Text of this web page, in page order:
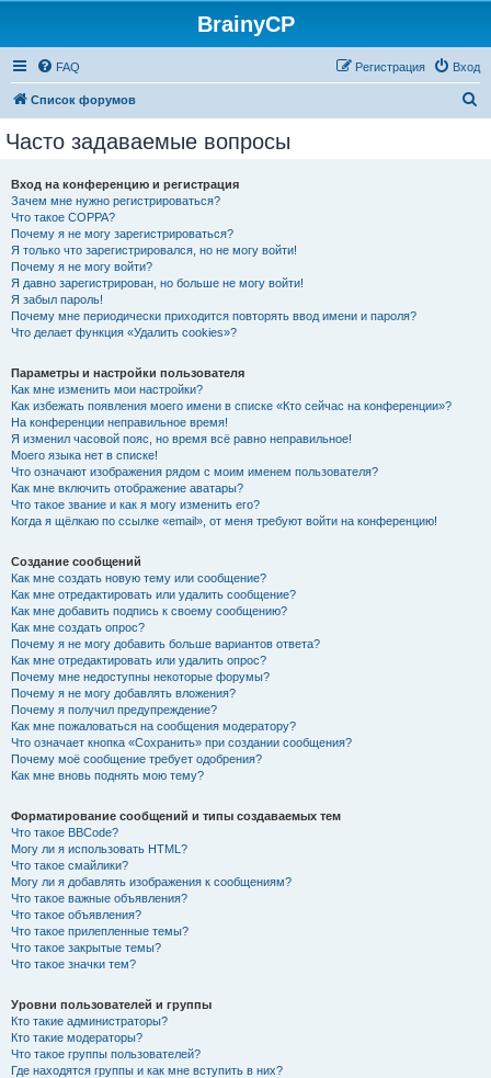
BrainyCP
FAQ Вход
Регистрация
Список форумов
Часто задаваемые вопросы
Вход на конференцию и регистрация
Зачем мне нужно регистрироваться?
Что такое COPPA?
Почему я не могу зарегистрироваться?
Я только что зарегистрировался, но не могу войти!
Почему я не могу войти?
Я давно зарегистрирован, но больше не могу войти!
Я забыл пароль!
Почему мне периодически приходится повторять ввод имени и пароля?
Что делает функция «Удалить cookies»?
Параметры и настройки пользователя
Как мне изменить мои настройки?
Как избежать появления моего имени в списке «Кто сейчас на конференции»?
На конференции неправильное время!
Я изменил часовой пояс, но время всё равно неправильное!
Моего языка нет в списке!
Что означают изображения рядом с моим именем пользователя?
Как мне включить отображение аватары?
Что такое звание и как я могу изменить его?
Когда я щёлкаю по ссылке «email», от меня требуют войти на конференцию!
Создание сообщений
Как мне создать новую тему или сообщение?
Как мне отредактировать или удалить сообщение?
Как мне добавить подпись к своему сообщению?
Как мне создать опрос?
Почему я не могу добавить больше вариантов ответа?
Как мне отредактировать или удалить опрос?
Почему мне недоступны некоторые форумы?
Почему я не могу добавлять вложения?
Почему я получил предупреждение?
Как мне пожаловаться на сообщения модератору?
Что означает кнопка «Сохранить» при создании сообщения?
Почему моё сообщение требует одобрения?
Как мне вновь поднять мою тему?
Форматирование сообщений и типы создаваемых тем
Что такое BBCode?
Могу ли я использовать HTML?
Что такое смайлики?
Могу ли я добавлять изображения к сообщениям?
Что такое важные объявления?
Что такое объявления?
Что такое прилепленные темы?
Что такое закрытые темы?
Что такое значки тем?
Уровни пользователей и группы
Кто такие администраторы?
Кто такие модераторы?
Что такое группы пользователей?
Где находятся группы и как мне вступить в них?